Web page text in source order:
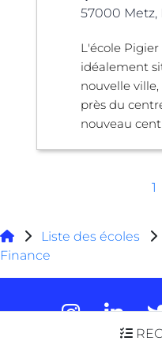
57000 Metz,
L'école
idéalement
nouvelle
près du
nouveau
1
Liste des écoles
Finance